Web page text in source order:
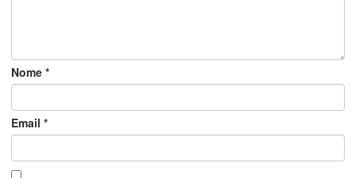
Nome *
Email *